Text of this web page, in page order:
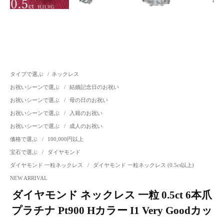
タイプで選ぶ / ネックレス
お祝いシーンで選ぶ / 結婚記念日のお祝い
お祝いシーンで選ぶ / 母の日のお祝い
お祝いシーンで選ぶ / 入籍のお祝い
お祝いシーンで選ぶ / 成人のお祝い
価格で選ぶ / 100,000円以上
宝石で選ぶ / ダイヤモンド
ダイヤモンド 一粒ネックレス / ダイヤモンド 一粒ネックレス (0.5ct以上)
NEW ARRIVAL
ダイヤモンド ネックレス 一粒 0.5ct 6本爪
プラチナ Pt900 Hカラー I1 Very Goodカッ